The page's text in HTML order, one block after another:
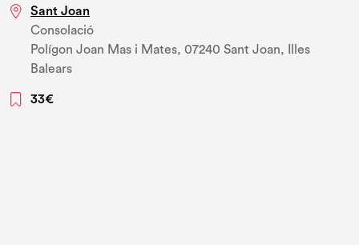
Sant Joan
Consolació
Polígon Joan Mas i Mates, 07240 Sant Joan, Illes
Balears
33€